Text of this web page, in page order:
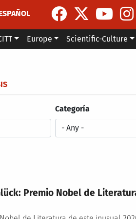
Europe Scientific-Culture
Categoría
Premio Nobel de